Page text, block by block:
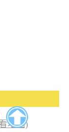
地圖)